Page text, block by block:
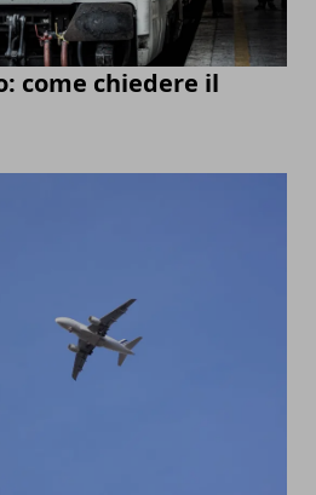
come chiedere il